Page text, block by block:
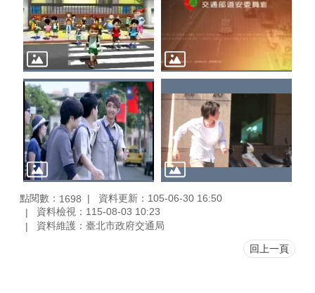
點閱數： 1698
資料更新：105-06-30 16:50
資料檢視：115-08-03 10:23
資料維護：臺北市政府交通局
回上一頁